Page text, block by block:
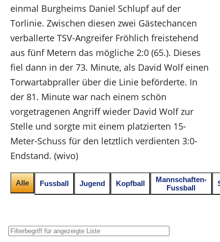
einmal Burgheims Daniel Schlupf auf der
Torlinie. Zwischen diesen zwei Gästechancen
verballerte TSV-Angreifer Fröhlich freistehend
aus fünf Metern das mögliche 2:0 (65.). Dieses
fiel dann in der 73. Minute, als David Wolf einen
Torwartabpraller über die Linie beförderte. In
der 81. Minute war nach einem schön
vorgetragenen Angriff wieder David Wolf zur
Stelle und sorgte mit einem platzierten 15-
Meter-Schuss für den letztlich verdienten 3:0-
Endstand. (wivo)
Alle Fussball Jugend Kopfball
Mannschaften-
Fussball